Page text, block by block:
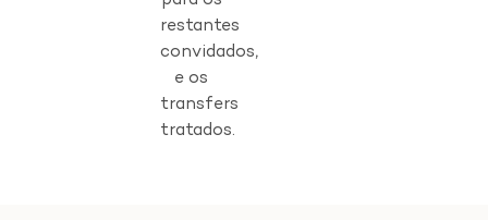
restantes
convidados,
e os
transfers
tratados.